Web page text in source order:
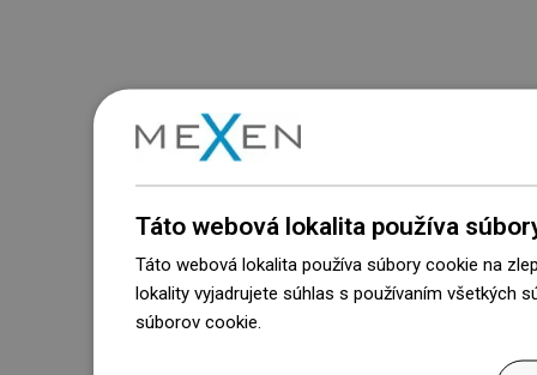
Táto webová lokalita používa
Táto webová lokalita používa súbory cookie na
lokality vyjadrujete súhlas s používaním všetkých
súborov cookie.